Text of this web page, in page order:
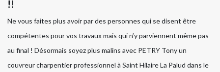
!!
Ne vous faites plus avoir par des personnes qui se disent être
compétentes pour vos travaux mais qui n’y parviennent même pas
au final ! Désormais soyez plus malins avec PETRY Tony un
couvreur charpentier professionnel à Saint Hilaire La Palud dans le